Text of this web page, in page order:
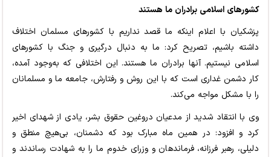
کشورهای اسلامی برادران ما هستند
پزشکیان با اعلام اینکه ما قصد نداریم با کشورهای مسلمان اختلاف
داشته باشیم، تصریح کرد: ما به دنبال درگیری و جنگ با کشورهای
اسلامی نیستیم. آنها برادران ما هستند. این اختلافی که به‌وجود آمده،
کار دشمن غداری است که با این روش و رفتارش، جامعه ما و مسلمانان
را با مشکل مواجه می‌کند.
وی با انتقاد شدید از مدعیان دروغین حقوق بشر، یادی از شهدای اخیر
کرد و افزود: در همین ماه مبارک بود که دشمنان، بی‌هیچ منطق و
دلیلی، رهبر فرزانه، فرماندهان و وزرای خدوم ما را به شهادت رساندند و